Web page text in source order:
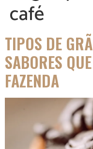
café
TIPOS DE
SABORES
FAZENDA